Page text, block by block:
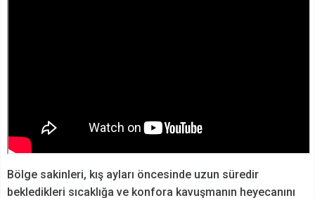
Bölge sakinleri, kış ayları öncesinde uzun süredir
bekledikleri sıcaklığa ve konfora kavuşmanın heyecanını